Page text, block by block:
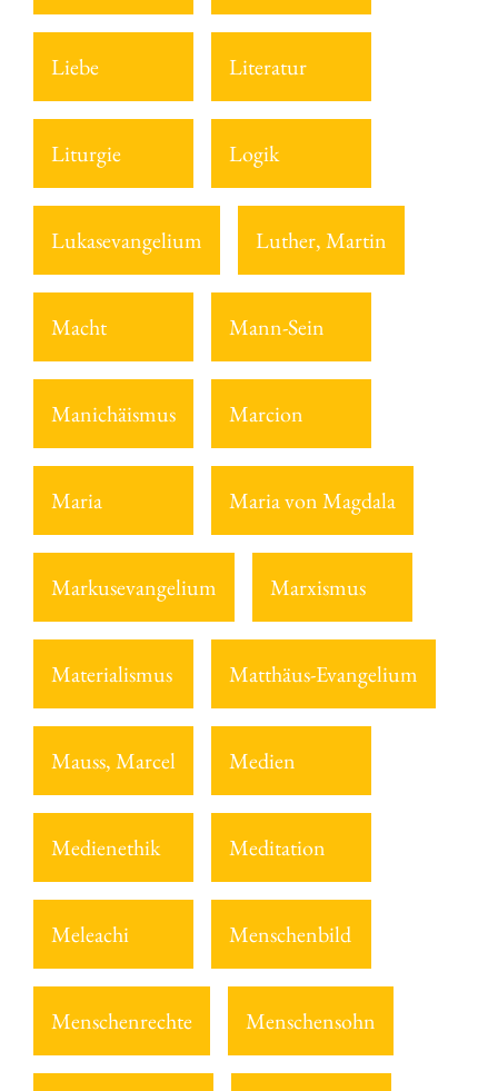
Liebe Literatur
Liturgie Logik
Lukasevangelium Luther, Martin
Macht Mann-Sein
Manichäismus Marcion
Maria Maria von Magdala
Markusevangelium Marxismus
Materialismus Matthäus-Evangelium
Mauss, Marcel Medien
Medienethik Meditation
Meleachi Menschenbild
Menschenrechte Menschensohn